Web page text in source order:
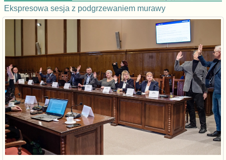
Ekspresowa sesja z podgrzewaniem murawy